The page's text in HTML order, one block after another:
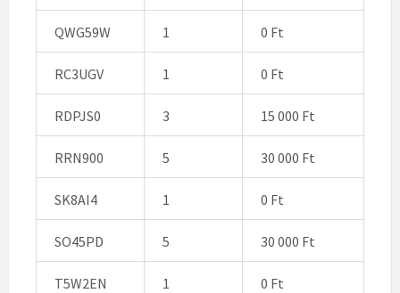
QWG59W 1 0 Ft
RC3UGV 1 0 Ft
RDPJS0 3 15 000 Ft
RRN900 5 30 000 Ft
SK8AI4 1 0 Ft
SO45PD 5 30 000 Ft
T5W2EN 1 0 Ft